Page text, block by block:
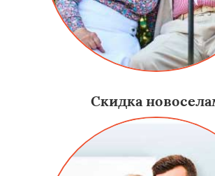
Скидка